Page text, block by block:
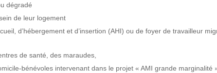
dégradé
de leur logement
d’hébergement et d’insertion (AHI) ou de foyer de travailleur
de santé, des maraudes,
bénévoles intervenant dans le projet « AMI grande marginalité